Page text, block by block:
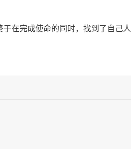
在完成使命的同时，找到了自己人